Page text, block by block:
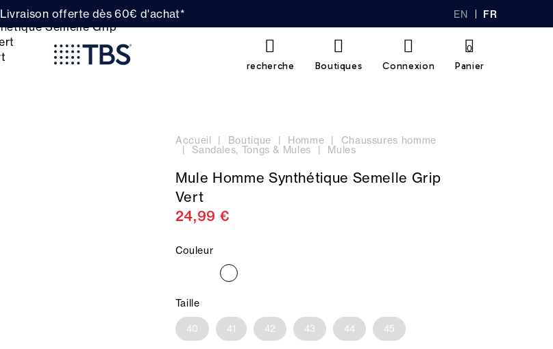
Livraison offerte dès 60€ d'achat* EN FR
recherche Boutiques Connexion Panier
0
Accueil Boutique Homme Chaussures homme
Sandales, Tongs & Mules Mules
Mule Homme Synthétique Semelle Grip
Vert
24,99 €
Couleur
Taille
40 41 42 43 44 45